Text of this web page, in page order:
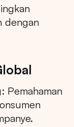
dengan
Pemahaman